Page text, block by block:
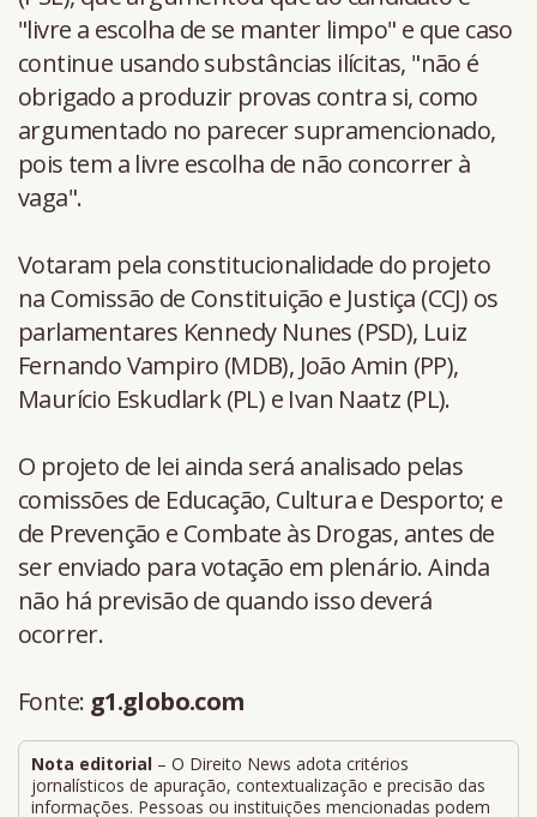
"livre a escolha de se manter limpo" e que caso
continue usando substâncias ilícitas, "não é
obrigado a produzir provas contra si, como
argumentado no parecer supramencionado,
pois tem a livre escolha de não concorrer à
vaga".
Votaram pela constitucionalidade do projeto
na Comissão de Constituição e Justiça (CCJ) os
parlamentares Kennedy Nunes (PSD), Luiz
Fernando Vampiro (MDB), João Amin (PP),
Maurício Eskudlark (PL) e Ivan Naatz (PL).
O projeto de lei ainda será analisado pelas
comissões de Educação, Cultura e Desporto; e
de Prevenção e Combate às Drogas, antes de
ser enviado para votação em plenário. Ainda
não há previsão de quando isso deverá
ocorrer.
Fonte: g1.globo.com
Nota editorial – O Direito News adota critérios
jornalísticos de apuração, contextualização e precisão das
informações. Pessoas ou instituições mencionadas podem